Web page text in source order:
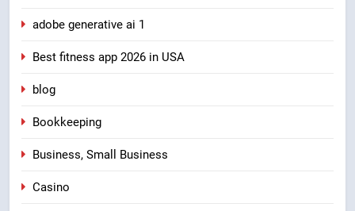
adobe generative ai 1
Best fitness app 2026 in USA
blog
Bookkeeping
Business, Small Business
Casino